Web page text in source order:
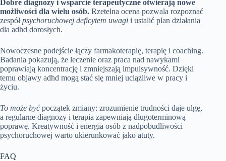
Dobre diagnozy i wsparcie terapeutyczne otwierają nowe
możliwości dla wielu osób. Rzetelna ocena pozwala rozpoznać
zespółpsychoruchowej deficytem uwagi i ustalić plan działania
dla adhd dorosłych.
Nowoczesne podejście łączy farmakoterapię, terapię i coaching.
Badania pokazują, że leczenie oraz praca nad nawykami
poprawiają koncentrację i zmniejszają impulsywność. Dzięki
temu objawy adhd mogą stać się mniej uciążliwe w pracy i
życiu.
To może byćpoczątek zmiany: zrozumienie trudności daje ulgę,
a regularne diagnozy i terapia zapewniają długoterminową
poprawę. Kreatywność i energia osób z nadpobudliwości
psychoruchowej warto ukierunkować jako atuty.
FAQ